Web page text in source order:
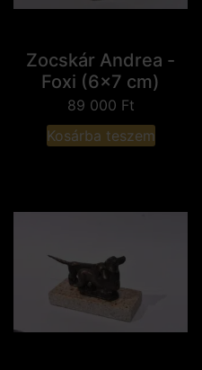
Zocskár Andrea -
Foxi (6x7 cm)
89 000 Ft
Kosárba teszem